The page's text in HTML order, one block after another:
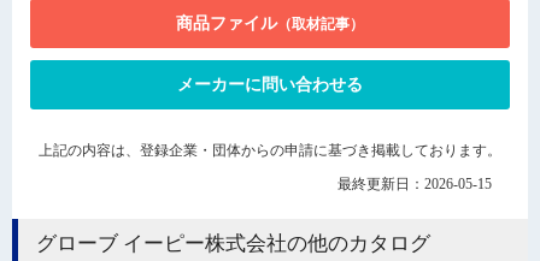
商品ファイル（取材記事）
メーカーに問い合わせる
上記の内容は、登録企業・団体からの申請に基づき掲載しております。
最終更新日：2026-05-15
グローブ イーピー株式会社の他のカタログ